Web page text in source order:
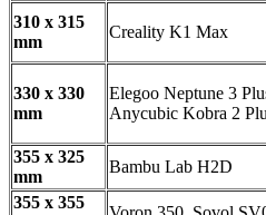
310 x 315
mm
Creality K1 Max
330 x 330
mm
Elegoo Neptune 3
Anycubic Kobra 2
355 x 325
mm
Bambu Lab H2D
355 x 355